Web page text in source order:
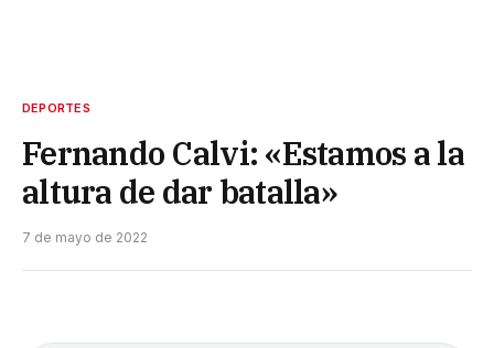
DEPORTES
Fernando Calvi: «Estamos a la
altura de dar batalla»
7 de mayo de 2022